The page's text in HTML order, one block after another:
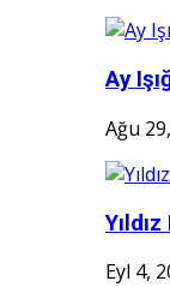
Ay
Ağu
Eyl 4,